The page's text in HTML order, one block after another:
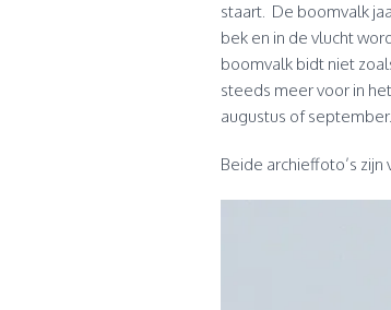
staart. De boomvalk
bek en in de vlucht
boomvalk bidt niet
steeds meer voor in
augustus of september.
Beide archieffoto’s zijn